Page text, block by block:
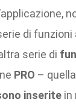
di
serie di
PRO –
inserite in